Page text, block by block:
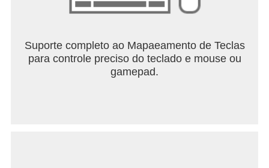
Suporte completo ao Mapaeamento de Teclas
para controle preciso do teclado e mouse ou
gamepad.